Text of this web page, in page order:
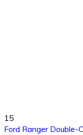
15
Ford Ranger Double-